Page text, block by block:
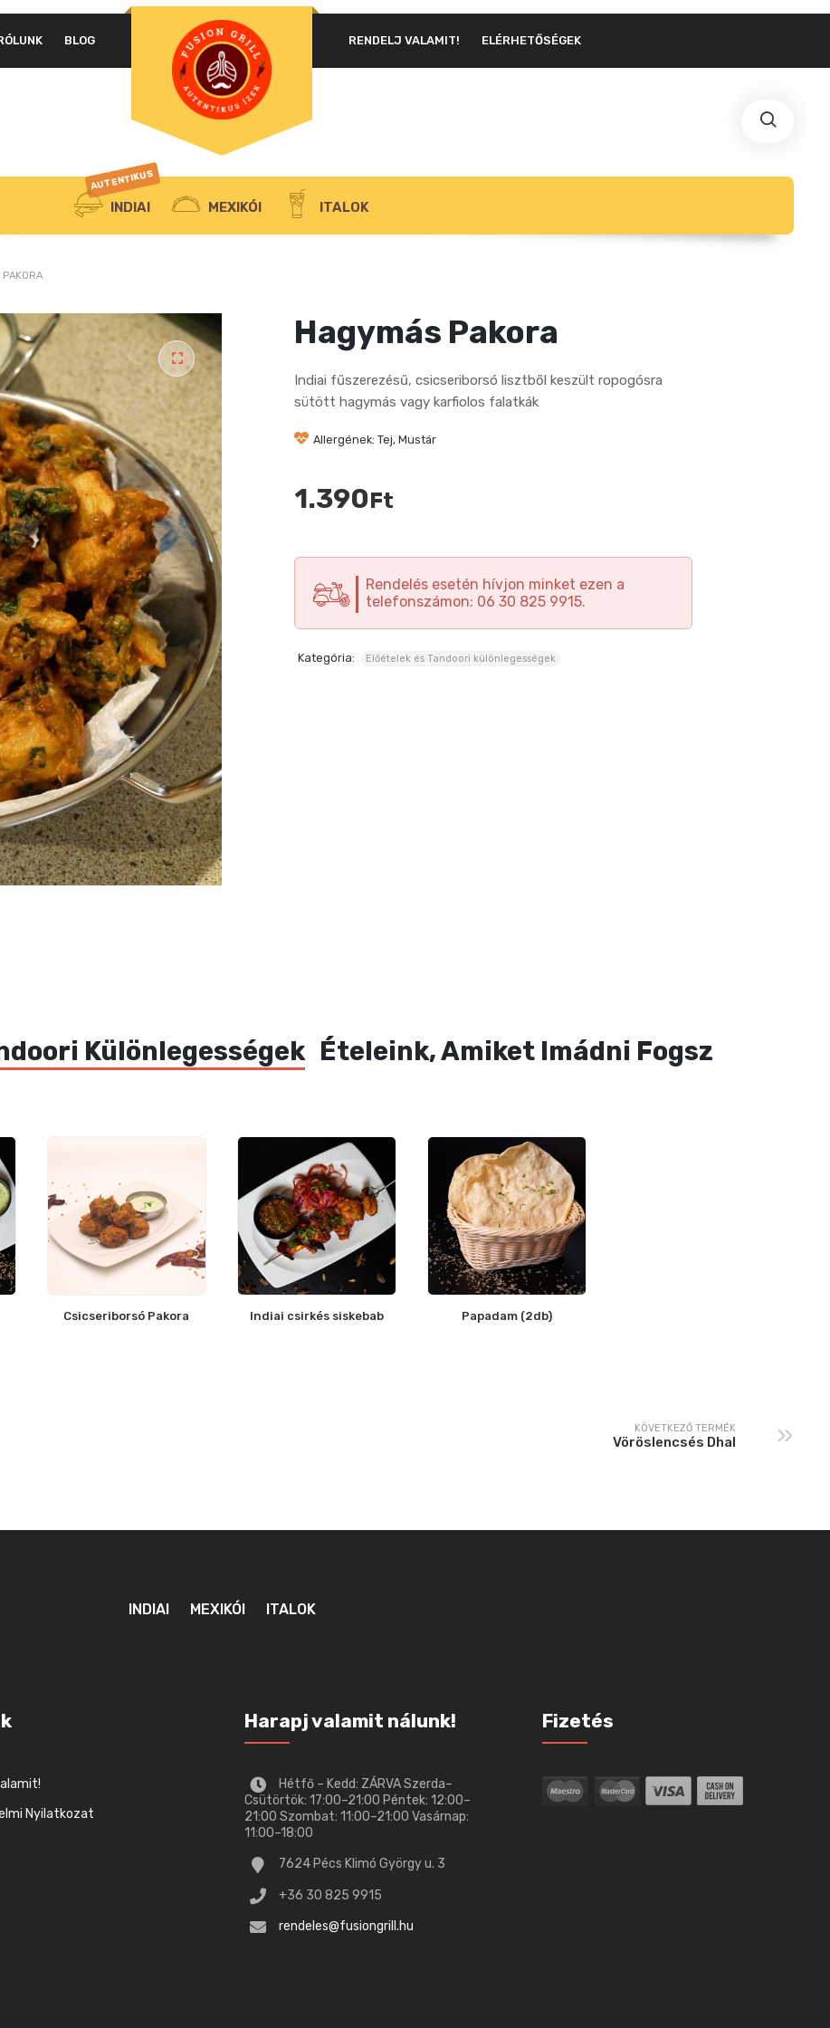
RENDELJ VALAMIT! ELÉRHETŐSÉGEK
BLOG
INDIAI
AUTENTIKUS
MEXIKÓI ITALOK
PAKORA
Hagymás Pakora
Indiai fűszerezésű, csicseriborsó lisztből keszült ropogósra
sütött hagymás vagy karfiolos falatkák
Allergének: Tej, Mustár
1.390Ft
Rendelés esetén hívjon minket ezen a
telefonszámon: 06 30 825 9915.
Kategória: Előételek és Tandoori különlegességek
Különlegességek Ételeink, Amiket Imádni Fogsz
Csicseriborsó Pakora Indiai csirkés siskebab Papadam (2db)
KÖVETKEZŐ TERMÉK
Vöröslencsés Dhal
INDIAI MEXIKÓI ITALOK
Nyilatkozat
Harapj valamit nálunk!
Hétfő – Kedd: ZÁRVA Szerda–
Csütörtök: 17:00–21:00 Péntek: 12:00–
21:00 Szombat: 11:00–21:00 Vasárnap:
11:00–18:00
7624 Pécs Klimó György u. 3
+36 30 825 9915
rendeles@fusiongrill.hu
Fizetés